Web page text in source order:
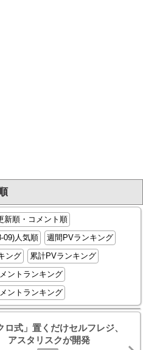
新順・コメント順
09)人気順
週間PVランキング
ング
累計PVランキング
ントランキング
ントランキング
ロ式」置くだけセルフレジ、
アスタリスクが開発